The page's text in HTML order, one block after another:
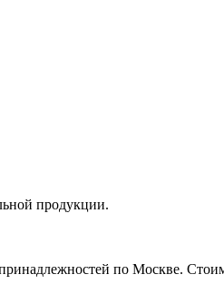
продукции.
по Москве.